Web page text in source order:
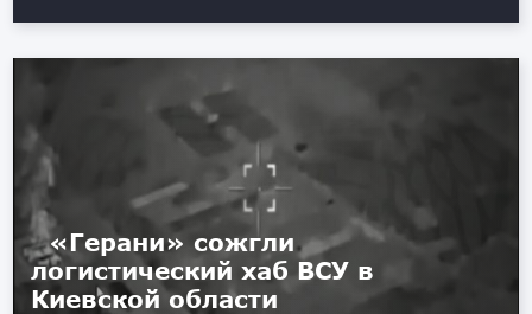
«Герани» сожгли
логистический хаб ВСУ в
Киевской области